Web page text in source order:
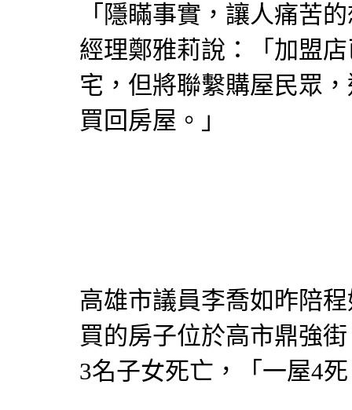
「隱瞞事實，讓人痛苦
經理鄭雅莉說：「加盟
宅，但將聯繫購屋民眾
買回房屋。」
高雄市議員李喬如昨陪
買的房子位於高市鼎強
3名子女死亡，「一屋4